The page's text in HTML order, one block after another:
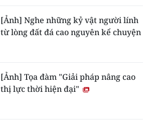
[Ảnh] Nghe những kỷ vật người lính
từ lòng đất đá cao nguyên kể chuyện
[Ảnh] Tọa đàm "Giải pháp nâng cao
thị lực thời hiện đại"